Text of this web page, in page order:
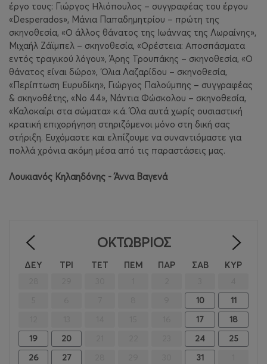
έργο τους: Γιώργος Ηλιόπουλος – συγγραφέας του έργου
«Desperados», Μάνια Παπαδημητρίου – πρώτη της
σκηνοθεσία, «Ο άλλος θάνατος της Ιωάννας της Λωραίνης»,
Μιχαήλ Ζάϊμπελ – σκηνοθεσία, «Ορέστεια: Αποσπάσματα
εντός τραγικού λόγου», Άρης Τρουπάκης – σκηνοθεσία, «Ο
θάνατος είναι δώρο», ‘Ολια Λαζαρίδου – σκηνοθεσία,
«Περίπτωση Ευρυδίκη», Γιώργος Παλούμπης – συγγραφέας
& σκηνοθέτης, «Νο 44», Νάντια Φώσκολου – σκηνοθεσία,
«Καλοκαίρι στα σώματα» κ.ά. Όλα αυτά χωρίς ουσιαστική
κρατική επιχορήγηση στηριζόμενοι μόνο στη δική σας
στήριξη. Ευχόμαστε και ελπίζουμε να συναντιόμαστε για
πολλά χρόνια ακόμη μέσα από τις παραστάσεις μας.
Λουκιανός Κηλαηδόνης - Άννα Βαγενά
ΟΚΤΏΒΡΙΟΣ
ΔΕΥ ΤΡΙ ΤΕΤ ΠΕΜ ΠΑΡ ΣΑΒ ΚΥΡ
10
11
17
18
19
20 24
25
26
27 31